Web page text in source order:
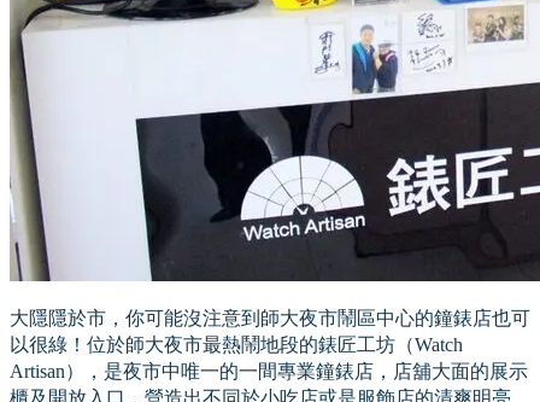
大隱隱於市，你可能沒注意到師大夜市鬧區中心的鐘錶店也可
以很綠！位於師大夜市最熱鬧地段的錶匠工坊（Watch
Artisan），是夜市中唯一的一間專業鐘錶店，店舖大面的展示
櫃及開放入口，營造出不同於小吃店或是服飾店的清爽明亮